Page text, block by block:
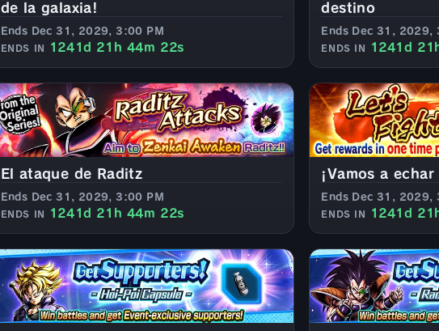
de la galaxia!
Ends Dec 31, 2029, 3:00 PM
ENDS IN 1241d 21h 44m 20s
destino
Ends Dec 31, 2029,
ENDS IN 1241d
El ataque de Raditz
Ends Dec 31, 2029, 3:00 PM
ENDS IN 1241d 21h 44m 20s
¡Vamos a
Ends Dec 31, 2029,
ENDS IN 1241d